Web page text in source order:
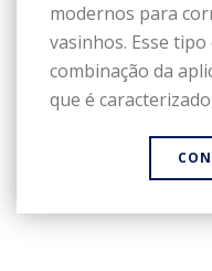
modernos para
vasinhos. Esse
combinação da
que é caracterizado